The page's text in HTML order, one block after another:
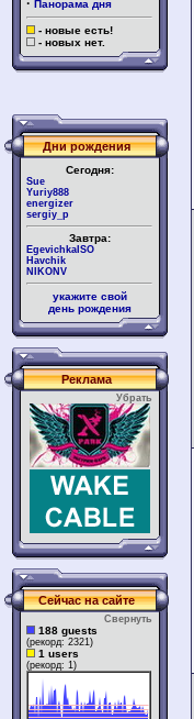
· Панорама дня
- новые есть!
- новых нет.
Дни рождения
Сегодня:
Sue
Yuriy888
energizer
sergiy_p
Завтра:
EgevichkaISO
Havchik
NIKONV
укажите свой
день рождения
Реклама
Убрать
Сейчас на сайте
Свернуть
188 guests
(рекорд: 2321)
1 users
(рекорд: 1)